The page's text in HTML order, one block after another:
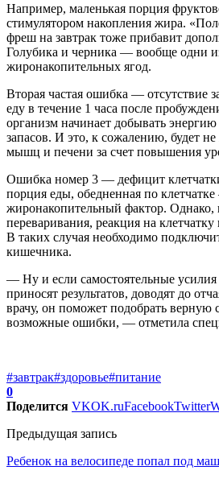
Например, маленькая порция
стимулятором накопления жира.
фреш на завтрак тоже прибавит
Голубика и черника — вообще одни
жиронакопительных ягод.
Вторая частая ошибка — отсутствие
еду в течение 1 часа после
организм начинает добывать энергию
запасов. И это, к сожалению, будет
мышц и печени за счет повышения
Ошибка номер 3 — дефицит
порция еды, обедненная по
жиронакопительный фактор.
переваривания, реакция на
В таких случая необходимо
кишечника.
— Ну и если самостоятельные
приносят результатов, доводят до
врачу, он поможет подобрать верную
возможные ошибки, — отметила
#завтрак#здоровье#питание
0
Поделится VKOK.ruFacebookTwitter
Предыдущая запись
Ребенок на велосипеде попал под